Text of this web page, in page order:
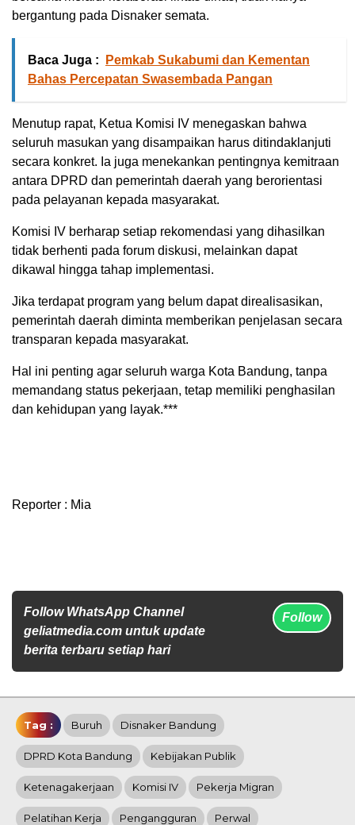
bergantung pada Disnaker semata.
Baca Juga :
Pemkab Sukabumi dan Kementan
Bahas Percepatan Swasembada Pangan
Menutup rapat, Ketua Komisi IV menegaskan bahwa
seluruh masukan yang disampaikan harus ditindaklanjuti
secara konkret. Ia juga menekankan pentingnya kemitraan
antara DPRD dan pemerintah daerah yang berorientasi
pada pelayanan kepada masyarakat.
Komisi IV berharap setiap rekomendasi yang dihasilkan
tidak berhenti pada forum diskusi, melainkan dapat
dikawal hingga tahap implementasi.
Jika terdapat program yang belum dapat direalisasikan,
pemerintah daerah diminta memberikan penjelasan secara
transparan kepada masyarakat.
Hal ini penting agar seluruh warga Kota Bandung, tanpa
memandang status pekerjaan, tetap memiliki penghasilan
dan kehidupan yang layak.***
Reporter : Mia
Follow WhatsApp Channel
geliatmedia.com untuk update
berita terbaru setiap hari
Follow
Tag : Buruh Disnaker Bandung
DPRD Kota Bandung Kebijakan Publik
Ketenagakerjaan Komisi IV Pekerja Migran
Pelatihan Kerja Pengangguran Perwal